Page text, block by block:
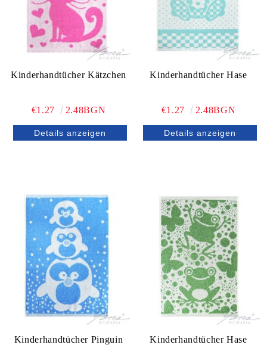
Kinderhandtücher Kätzchen
€1.27 2.48BGN
Details anzeigen
Kinderhandtücher Hase
€1.27 2.48BGN
Details anzeigen
Kinderhandtücher Pinguin Kinderhandtücher Hase